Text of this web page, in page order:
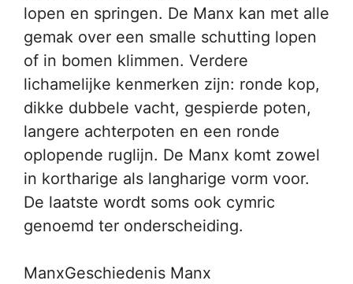
lopen en springen. De Manx kan met alle
gemak over een smalle schutting lopen
of in bomen klimmen. Verdere
lichamelijke kenmerken zijn: ronde kop,
dikke dubbele vacht, gespierde poten,
langere achterpoten en een ronde
oplopende ruglijn. De Manx komt zowel
in kortharige als langharige vorm voor.
De laatste wordt soms ook cymric
genoemd ter onderscheiding.
ManxGeschiedenis Manx